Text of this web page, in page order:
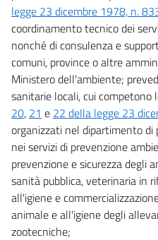
legge 23 dicembre 1978, n.
coordinamento tecnico dei
nonché di consulenza e
comuni, province o altre
Ministero dell'ambiente;
sanitarie locali, cui competono
20, 21 e 22 della legge 23
organizzati nel dipartimento
nei servizi di prevenzione
prevenzione e sicurezza degli
sanità pubblica, veterinaria in
all'igiene e
animale e all'igiene degli
zootecniche;